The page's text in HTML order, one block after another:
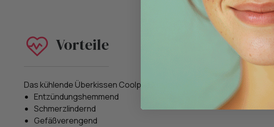
Vorteile
Das kühlende Überkissen Coolpad XL Gel wirkt:
Entzündungshemmend
Schmerzlindernd
Gefäßverengend